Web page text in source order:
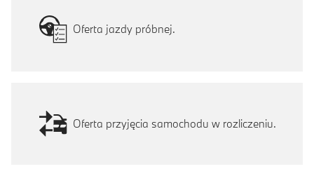
Oferta jazdy próbnej.
Oferta przyjęcia samochodu w rozliczeniu.